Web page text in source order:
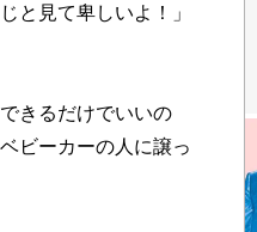
と見て卑しいよ！」
きるだけでいいの
ビーカーの人に譲っ